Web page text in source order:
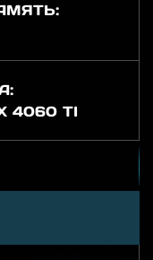
4060 TI